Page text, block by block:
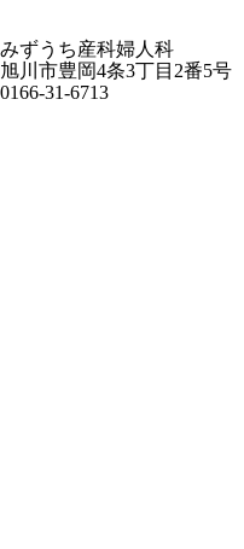
みずうち産科婦人科
旭川市豊岡4条3丁目2番5号
0166-31-6713